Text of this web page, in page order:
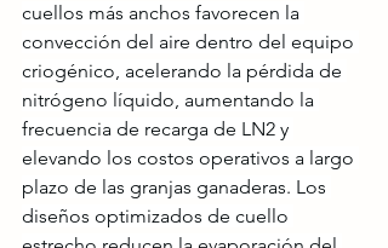
cuellos más anchos favorecen la
convección del aire dentro del equipo
criogénico, acelerando la pérdida de
nitrógeno líquido, aumentando la
frecuencia de recarga de LN2 y
elevando los costos operativos a largo
plazo de las granjas ganaderas. Los
diseños optimizados de cuello